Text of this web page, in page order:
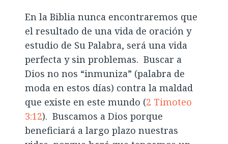
En la Biblia nunca encontraremos que
el resultado de una vida de oración y
estudio de Su Palabra, será una vida
perfecta y sin problemas. Buscar a
Dios no nos “inmuniza” (palabra de
moda en estos días) contra la maldad
que existe en este mundo (2 Timoteo
3:12). Buscamos a Dios porque
beneficiará a largo plazo nuestras